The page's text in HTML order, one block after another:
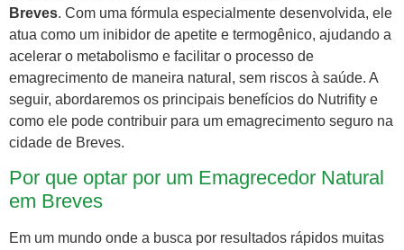
Breves. Com uma fórmula especialmente desenvolvida, ele
atua como um inibidor de apetite e termogênico, ajudando a
acelerar o metabolismo e facilitar o processo de
emagrecimento de maneira natural, sem riscos à saúde. A
seguir, abordaremos os principais benefícios do Nutrifity e
como ele pode contribuir para um emagrecimento seguro na
cidade de Breves.
Por que optar por um Emagrecedor Natural
em Breves
Em um mundo onde a busca por resultados rápidos muitas